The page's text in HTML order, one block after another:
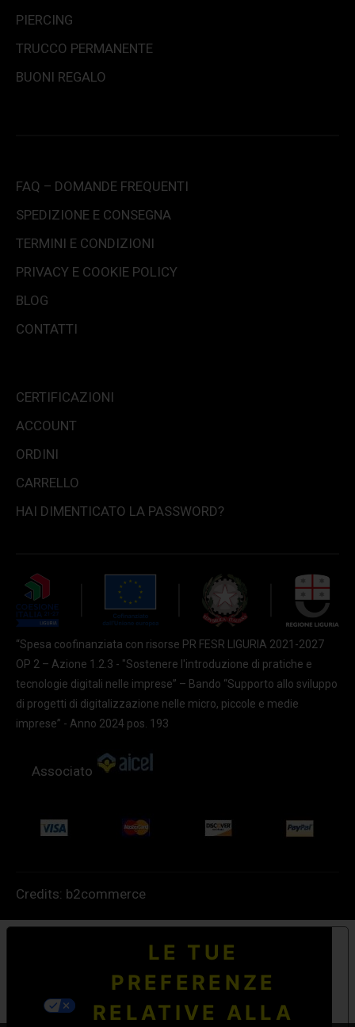
PIERCING
TRUCCO PERMANENTE
BUONI REGALO
FAQ – DOMANDE FREQUENTI
SPEDIZIONE E CONSEGNA
TERMINI E CONDIZIONI
PRIVACY E COOKIE POLICY
BLOG
CONTATTI
CERTIFICAZIONI
ACCOUNT
ORDINI
CARRELLO
HAI DIMENTICATO LA PASSWORD?
“Spesa coofinanziata con risorse PR FESR LIGURIA 2021-2027
OP 2 – Azione 1.2.3 - "Sostenere l'introduzione di pratiche e
tecnologie digitali nelle imprese” – Bando “Supporto allo sviluppo
di progetti di digitalizzazione nelle micro, piccole e medie
imprese” - Anno 2024 pos. 193
Associato
Credits: b2commerce
LE TUE
PREFERENZE
RELATIVE ALLA